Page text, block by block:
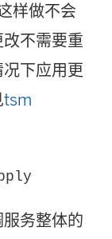
样做不会
不需要重
下应用更
tsm
务整体的